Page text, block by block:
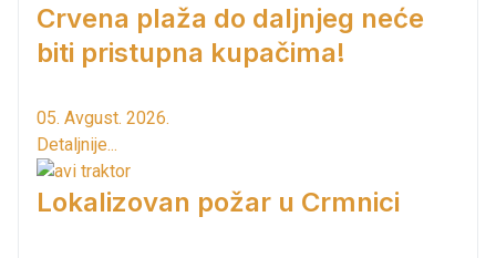
Crvena plaža do daljnjeg neće
biti pristupna kupačima!
05. Avgust. 2026.
Detaljnije...
Lokalizovan požar u Crmnici